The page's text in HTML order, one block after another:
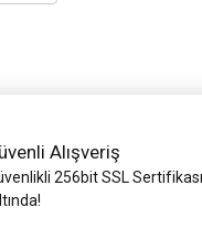
Alışveriş
256bit SSL